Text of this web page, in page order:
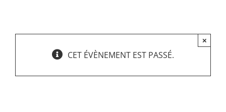
CET ÉVÈNEMENT EST PASSÉ.
×